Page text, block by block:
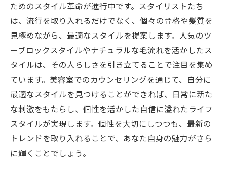
ためのスタイル革命が進行中です。スタイリストたち
は、流行を取り入れるだけでなく、個々の骨格や髪質を
見極めながら、最適なスタイルを提案します。人気のツ
ーブロックスタイルやナチュラルな毛流れを活かしたス
タイルは、その人らしさを引き立てることで注目を集め
ています。美容室でのカウンセリングを通じて、自分に
最適なスタイルを見つけることができれば、日常に新た
な刺激をもたらし、個性を活かした自信に溢れたライフ
スタイルが実現します。個性を大切にしつつも、最新の
トレンドを取り入れることで、あなた自身の魅力がさら
に輝くことでしょう。